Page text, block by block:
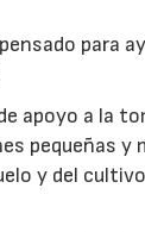
para
apoyo a la
pequeñas y
y del